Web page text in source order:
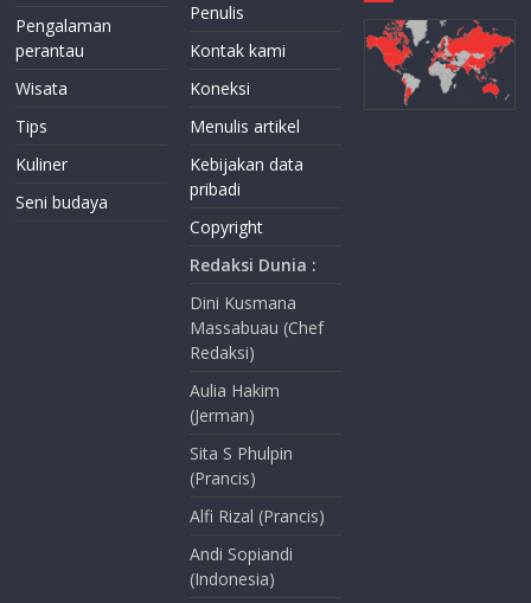
Pengalaman
perantau
Wisata
Tips
Kuliner
Seni budaya
Penulis
Kontak kami
Koneksi
Menulis artikel
Kebijakan data
pribadi
Copyright
Redaksi Dunia :
Dini Kusmana
Massabuau (Chef
Redaksi)
Aulia Hakim
(Jerman)
Sita S Phulpin
(Prancis)
Alfi Rizal (Prancis)
Andi Sopiandi
(Indonesia)